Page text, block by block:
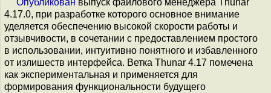
Опубликован выпуск файлового менеджера Thunar
4.17.0, при разработке которого основное внимание
уделяется обеспечению высокой скорости работы и
отзывчивости, в сочетании с предоставлением простого
в использовании, интуитивно понятного и избавленного
от излишеств интерфейса. Ветка Thunar 4.17 помечена
как экспериментальная и применяется для
формирования функциональности будущего